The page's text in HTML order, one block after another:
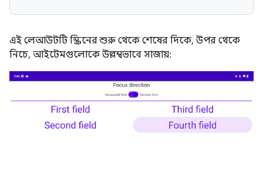
এই লেআউটটি স্ক্রিনের শুরু থেকে শেষের দিকে, উপর থেকে
নিচে, আইটেমগুলোকে উল্লম্বভাবে সাজায়: